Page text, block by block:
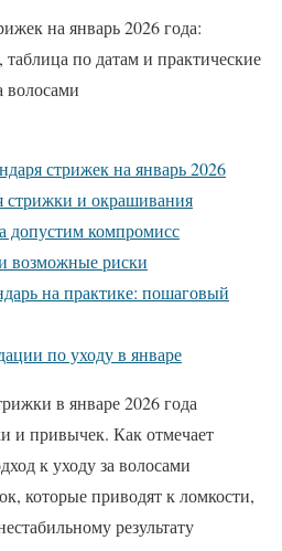
на январь 2026 года:
по датам и практические
волосами
стрижек на январь 2026
стрижки и окрашивания
допустим компромисс
возможные риски
на практике: пошаговый
по уходу в январе
в январе 2026 года
и привычек. Как отмечает
к уходу за волосами
которые приводят к ломкости,
результату